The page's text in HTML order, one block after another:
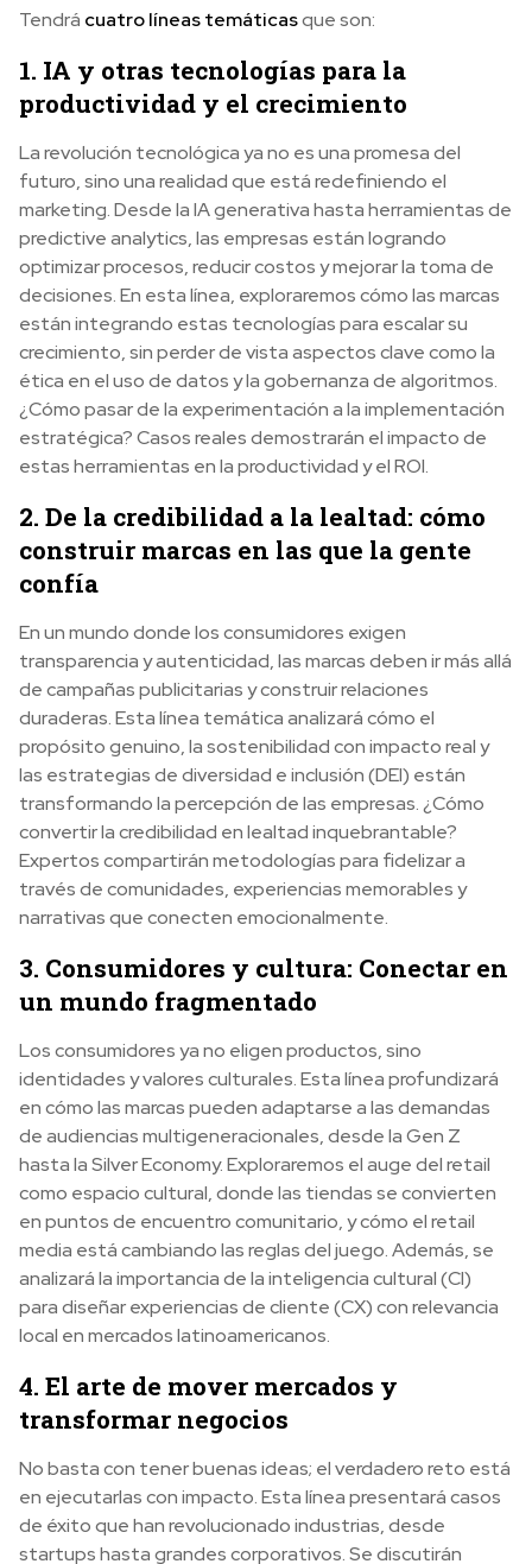
Tendrá cuatro líneas temáticasque son:
1. IA y otras tecnologías para la
productividad y el crecimiento
La revolución tecnológica ya no es una promesa del
futuro, sino una realidad que está redefiniendo el
marketing. Desde la IA generativa hasta herramientas de
predictive analytics, las empresas están logrando
optimizar procesos, reducir costos y mejorar la toma de
decisiones. En esta línea, exploraremos cómo las marcas
están integrando estas tecnologías para escalar su
crecimiento, sin perder de vista aspectos clave como la
ética en el uso de datos y la gobernanza de algoritmos.
¿Cómo pasar de la experimentación a la implementación
estratégica? Casos reales demostrarán el impacto de
estas herramientas en la productividad y el ROI.
2. De la credibilidad a la lealtad: cómo
construir marcas en las que la gente
confía
En un mundo donde los consumidores exigen
transparencia y autenticidad, las marcas deben ir más allá
de campañas publicitarias y construir relaciones
duraderas. Esta línea temática analizará cómo el
propósito genuino, la sostenibilidad con impacto real y
las estrategias de diversidad e inclusión (DEI) están
transformando la percepción de las empresas. ¿Cómo
convertir la credibilidad en lealtad inquebrantable?
Expertos compartirán metodologías para fidelizar a
través de comunidades, experiencias memorables y
narrativas que conecten emocionalmente.
3. Consumidores y cultura: Conectar en
un mundo fragmentado
Los consumidores ya no eligen productos, sino
identidades y valores culturales. Esta línea profundizará
en cómo las marcas pueden adaptarse a las demandas
de audiencias multigeneracionales, desde la Gen Z
hasta la Silver Economy. Exploraremos el auge del retail
como espacio cultural, donde las tiendas se convierten
en puntos de encuentro comunitario, y cómo el retail
media está cambiando las reglas del juego. Además, se
analizará la importancia de la inteligencia cultural (CI)
para diseñar experiencias de cliente (CX) con relevancia
local en mercados latinoamericanos.
4. El arte de mover mercados y
transformar negocios
No basta con tener buenas ideas; el verdadero reto está
en ejecutarlas con impacto. Esta línea presentará casos
de éxito que han revolucionado industrias, desde
startups hasta grandes corporativos. Se discutirán